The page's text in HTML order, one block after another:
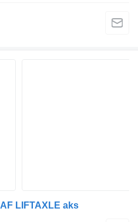
LIFTAXLE aks